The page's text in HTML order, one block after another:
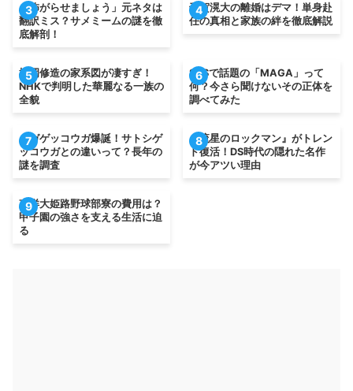
3
「怖がらせましょう」元ネタは
翻訳ミス？サメミームの謎を徹
底解剖！
4
千賀滉大の離婚はデマ！単身赴
任の真相と家族の絆を徹底解説
5
松岡修造の家系図が凄すぎ！
NHKで判明した華麗なる一族の
全貌
6
SNSで話題の「MAGA」って
何？今さら聞けないその正体を
調べてみた
7
メガゲッコウガ爆誕！サトシゲ
ッコウガとの違いって？長年の
謎を調査
8
『流星のロックマン』がトレン
ド復活！DS時代の隠れた名作
が今アツい理由
9
東洋大姫路野球部寮の費用は？
甲子園の強さを支える生活に迫
る